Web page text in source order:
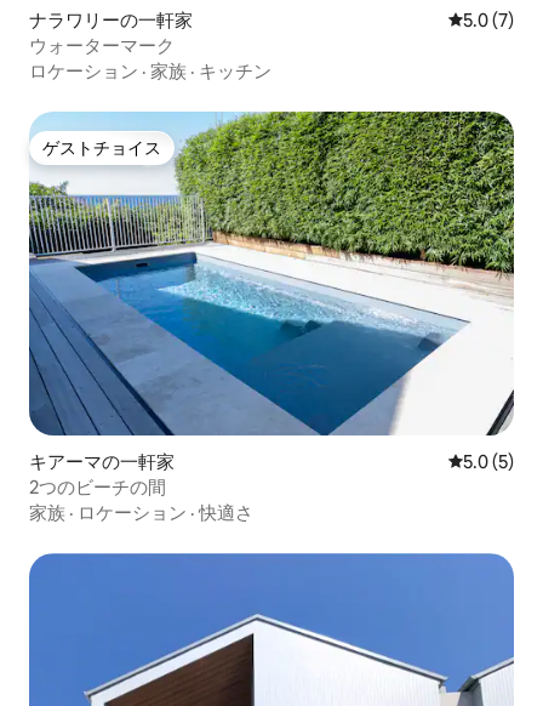
ナラワリーの一軒家 レビュー7
5.0 (7)
ウォーターマーク
ロケーション · 家族 · キッチン
ゲストチョイス
ゲストチョイス
キアーマの一軒家 レビュー5
5.0 (5)
2つのビーチの間
家族 · ロケーション ·快適さ